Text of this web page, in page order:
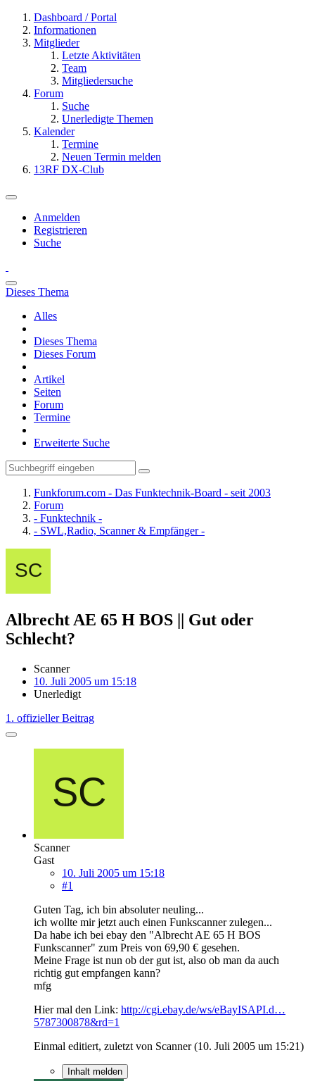
Dashboard / Portal
Informationen
Mitglieder
Letzte Aktivitäten
Team
Mitgliedersuche
Forum
Suche
Unerledigte Themen
Kalender
Termine
Neuen Termin melden
13RF DX-Club
Anmelden
Registrieren
Suche
Dieses Thema
Alles
Dieses Thema
Dieses Forum
Artikel
Seiten
Forum
Termine
Erweiterte Suche
Funkforum.com - Das Funktechnik-Board - seit 2003
Forum
- Funktechnik -
- SWL,Radio, Scanner & Empfänger -
Albrecht AE 65 H BOS || Gut oder
Schlecht?
Scanner
10. Juli 2005 um 15:18
Unerledigt
1. offizieller Beitrag
Scanner
Gast
10. Juli 2005 um 15:18
#1
Guten Tag, ich bin absoluter neuling...
ich wollte mir jetzt auch einen Funkscanner zulegen...
Da habe ich bei ebay den "Albrecht AE 65 H BOS
Funkscanner" zum Preis von 69,90 € gesehen.
Meine Frage ist nun ob der gut ist, also ob man da auch
richtig gut empfangen kann?
mfg
Hier mal den Link: http://cgi.ebay.de/ws/eBayISAPI.d…
5787300878&rd=1
Einmal editiert, zuletzt von Scanner (10. Juli 2005 um 15:21)
Inhalt melden